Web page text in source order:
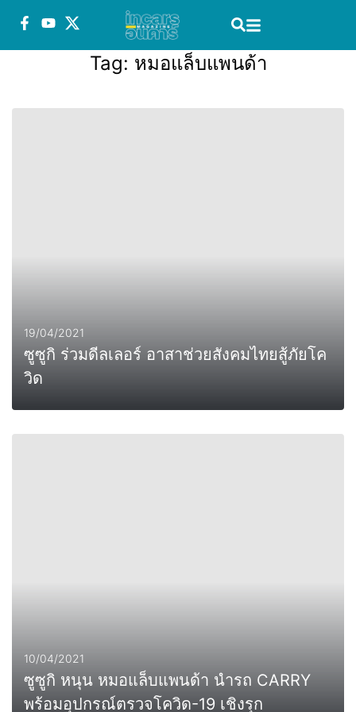
Tag: หมอแล็บแพนด้า
19/04/2021
ซูซูกิ ร่วมดีลเลอร์ อาสาช่วยสังคมไทยสู้ภัยโค
วิด
10/04/2021
ซูซูกิ หนุน หมอแล็บแพนด้า นำรถ CARRY
พร้อมอุปกรณ์ตรวจโควิด-19 เชิงรุก